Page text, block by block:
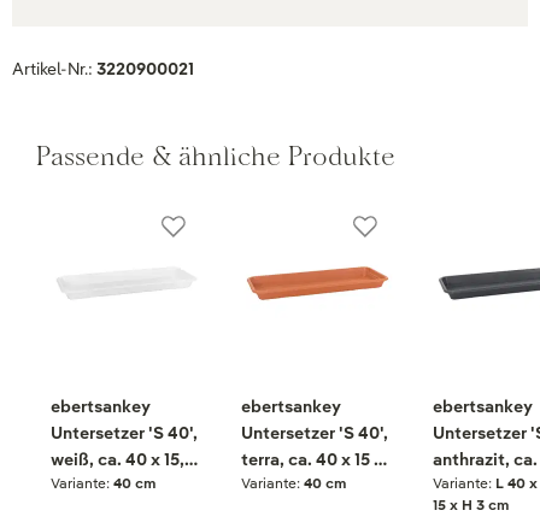
Artikel-Nr.: 3220900021
Passende & ähnliche Produkte
ebertsankey
Untersetzer 'S 40',
weiß, ca. 40 x 15,0
x H 3,0 cm
Variante: 40 cm
ebertsankey
Untersetzer 'S 40',
terra, ca. 40 x 15 x
H 3 cm
Variante:40 cm
ebertsankey
Untersetzer
anthrazit,
15 x H 3 cm
Variante: L 40 x
15 x H 3 cm